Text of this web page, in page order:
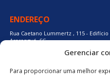
Gerenciar
Para proporcionar uma melhor
ENDEREÇO
Rua Caetano Lummertz , 115 -
Araranguá, SC.
48 3524-0137